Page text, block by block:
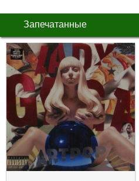
Запечатанные